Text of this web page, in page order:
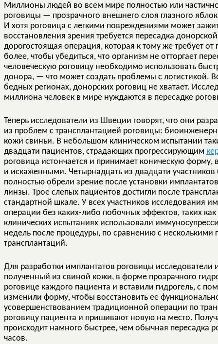
Миллионы людей во всем мире полностью или
роговицы — прозрачного внешнего слоя глазного
И хотя роговица с легкими повреждениями может
восстановления зрения требуется пересадка
дорогостоящая операция, которая к тому же требует
более, чтобы убедиться, что организм не отторгает
человеческую роговицу необходимо использовать
донора, — что может создать проблемы с логистикой.
бедных регионах, донорских роговиц не хватает.
миллиона человек в мире нуждаются в пересадке
Теперь исследователи из Швеции говорят, что они
из проблем с трансплантацией роговицы:
кожи свиньи. В небольшом клиническом испытании
двадцати пациентов, страдающих прогрессирующим
роговица истончается и принимает коническую
и искаженными. Четырнадцать из двадцати
полностью обрели зрение после установки
линзы. Трое слепых пациентов достигли после
стандартной шкале. У всех участников исследования
операции без каких-либо побочных эффектов, таких
клинических испытаниях использовали
недель после процедуры, по сравнению с
трансплантаций.
Для разработки имплантатов роговицы исследователи
полученный из свиной кожи, в форме прозрачного
роговице каждого пациента и вставили гидрогель, с
изменили форму, чтобы восстановить ее
усовершенствованием традиционной операции по
роговицу пациента и пришивают новую на место.
происходит намного быстрее, чем обычная пересадка
часов.